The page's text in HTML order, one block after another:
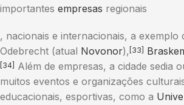
importantes empresas regionais
, nacionais e internacionais, a exemplo
Odebrecht (atual Novonor), [33]
[34]
Além de empresas, a cidade sedia
muitos eventos e organizações
educacionais, esportivas, como a